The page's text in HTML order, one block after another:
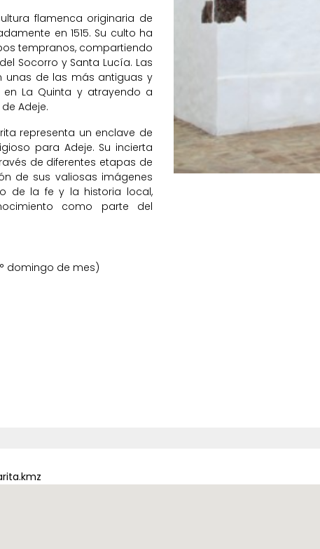
flamenca originaria de
en 1515. Su culto ha
tempranos, compartiendo
Socorro y Santa Lucía. Las
unas de las más antiguas y
La Quinta y atrayendo a
Adeje.
representa un enclave de
para Adeje. Su incierta
de diferentes etapas de
de sus valiosas imágenes
de la fe y la historia local,
como parte del
domingo de mes)